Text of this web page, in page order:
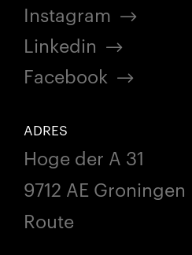
Instagram
Linkedin
Facebook
ADRES
Hoge der A 31
9712 AE Groningen
Route